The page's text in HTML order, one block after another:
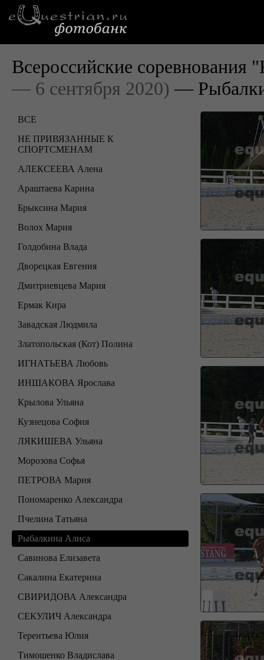
Всероссийские
— 6 сентября 2020) —
ВСЕ
НЕ ПРИВЯЗАННЫЕ К
СПОРТСМЕНАМ
АЛЕКСЕЕВА Алена
Араштаева Карина
Брыксина Мария
Волох Мария
Голдобина Влада
Дворецкая Евгения
Дмитриевцева Мария
Ермак Кира
Завадская Людмила
Златопольская (Кот) Полина
ИГНАТЬЕВА Любовь
ИНШАКОВА Ярослава
Крылова Ульяна
Кузнецова София
ЛЯКИШЕВА Ульяна
Морозова Софья
ПЕТРОВА Мария
Пономаренко Александра
Пчелина Татьяна
Рыбалкина Алиса
Савинова Елизавета
Сакалина Екатерина
СВИРИДОВА Александра
СЕКУЛИЧ Александра
Терентьева Юлия
Тимошенко Владислава